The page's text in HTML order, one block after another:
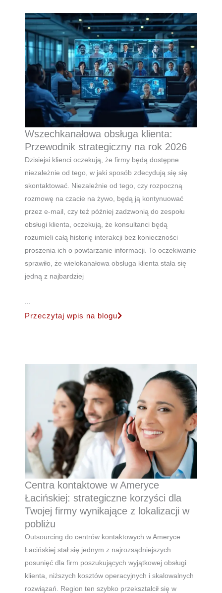
Wszechkanałowa obsługa klienta:
Przewodnik strategiczny na rok 2026
Dzisiejsi klienci oczekują, że firmy będą dostępne
niezależnie od tego, w jaki sposób zdecydują się się
skontaktować. Niezależnie od tego, czy rozpoczną
rozmowę na czacie na żywo, będą ją kontynuować
przez e-mail, czy też później zadzwonią do zespołu
obsługi klienta, oczekują, że konsultanci będą
rozumieli całą historię interakcji bez konieczności
proszenia ich o powtarzanie informacji. To oczekiwanie
sprawiło, że wielokanałowa obsługa klienta stała się
jedną z najbardziej
Przeczytaj wpis na blogu
Centra kontaktowe w Ameryce
Łacińskiej: strategiczne korzyści dla
Twojej firmy wynikające z lokalizacji w
pobliżu
Outsourcing do centrów kontaktowych w Ameryce
Łacińskiej stał się jednym z najrozsądniejszych
posunięć dla firm poszukujących wyjątkowej obsługi
klienta, niższych kosztów operacyjnych i skalowalnych
rozwiązań. Region ten szybko przekształcił się w